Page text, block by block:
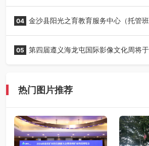
04 金沙县阳光之育教育服务中心（托管班
05 第四届遵义海龙屯国际影像文化周将
热门图片推荐